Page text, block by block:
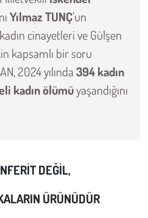
Yılmaz TUNÇ’un
cinayetleri ve Gülşen
kapsamlı bir soru
2024 yılında394 kadın
kadın ölümüyaşandığını
DEĞİL,
ÜRÜNÜDÜR